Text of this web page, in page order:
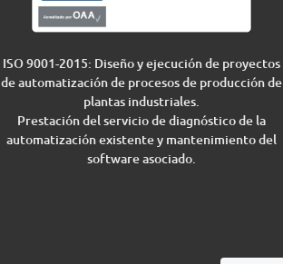
ISO 9001-2015: Diseño y ejecución de proyectos
de automatización de procesos de producción de
plantas industriales.
Prestación del servicio de diagnóstico de la
automatización existente y mantenimiento del
software asociado.